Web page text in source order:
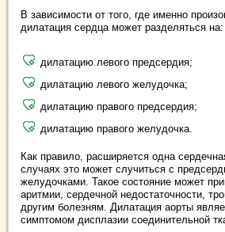
В зависимости от того, где именно
дилатация сердца может разделяться на:
дилатацию левого предсердия;
дилатацию левого желудочка;
дилатацию правого предсердия;
дилатацию правого желудочка.
Как правило, расширяется одна
случаях это может случиться с
желудочками. Такое состояние может
аритмии, сердечной недостаточности,
другим болезням. Дилатация аорты
симптомом дисплазии соединительной